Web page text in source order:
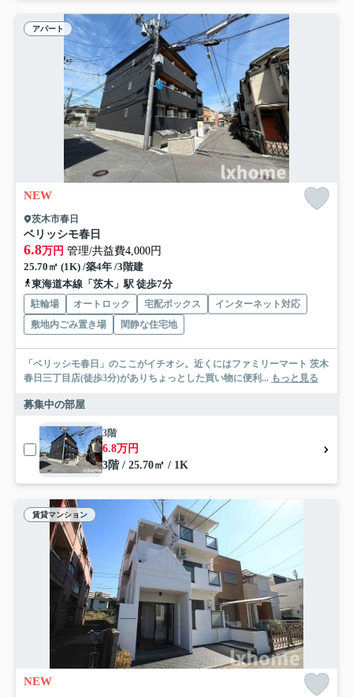
アパート
NEW
茨木市春日
ベリッシモ春日
6.8万円 管理/共益費4,000円
25.70㎡ (1K) /築4年 /3階建
東海道本線「茨木」駅 徒歩7分
駐輪場 オートロック 宅配ボックス
インターネット対応
敷地内ごみ置き場
閑静な住宅地
「ベリッシモ春日」のここがイチオシ。近くにはファミリーマート 茨木
春日三丁目店(徒歩3分)がありちょっとした買い物に便利... もっと見る
募集中の部屋
3階
6.8万円
3階 / 25.70㎡ / 1K
賃貸マンション
NEW